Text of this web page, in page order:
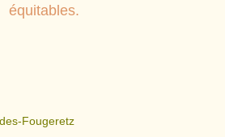
équitables.
Fougeretz